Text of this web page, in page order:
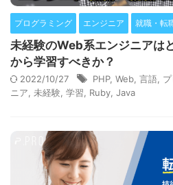
プログラミング エンジニア 就職・転
未経験のWeb系エンジニアは
から学習すべきか？
2022/10/27 PHP, Web 言語
ニア
未経験 学習 Ruby Java